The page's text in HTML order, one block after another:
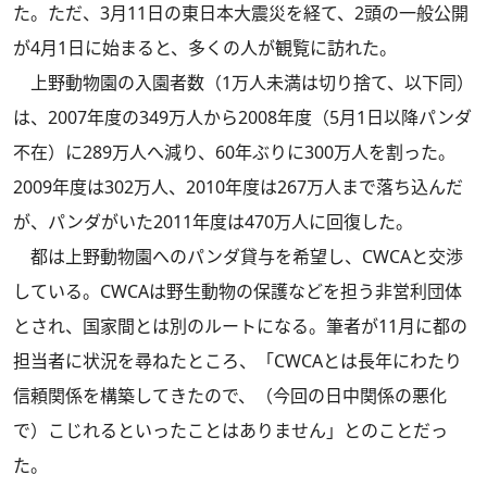
た。ただ、3月11日の東日本大震災を経て、2頭の一般公開
が4月1日に始まると、多くの人が観覧に訪れた。
上野動物園の入園者数（1万人未満は切り捨て、以下同）
は、2007年度の349万人から2008年度（5月1日以降パンダ
不在）に289万人へ減り、60年ぶりに300万人を割った。
2009年度は302万人、2010年度は267万人まで落ち込んだ
が、パンダがいた2011年度は470万人に回復した。
都は上野動物園へのパンダ貸与を希望し、CWCAと交渉
している。CWCAは野生動物の保護などを担う非営利団体
とされ、国家間とは別のルートになる。筆者が11月に都の
担当者に状況を尋ねたところ、「CWCAとは長年にわたり
信頼関係を構築してきたので、（今回の日中関係の悪化
で）こじれるといったことはありません」とのことだっ
た。